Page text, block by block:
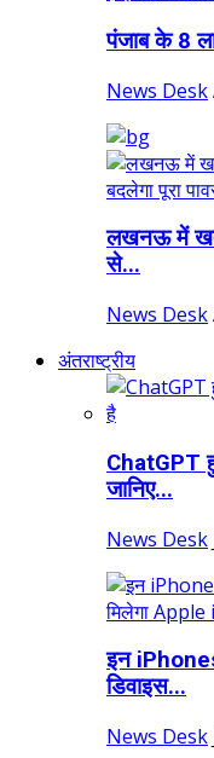
पंजाब के 8
News Desk
लखनऊ में
से...
News Desk
अंतराष्ट्रीय
ChatGPT
जानिए...
News Desk
इन
ड‍िवाइस...
News Desk